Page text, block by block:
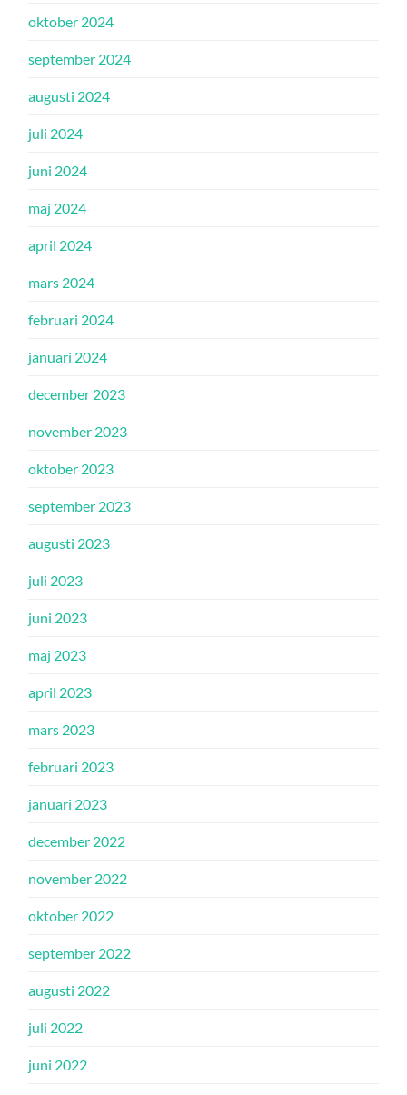
oktober 2024
september 2024
augusti 2024
juli 2024
juni 2024
maj 2024
april 2024
mars 2024
februari 2024
januari 2024
december 2023
november 2023
oktober 2023
september 2023
augusti 2023
juli 2023
juni 2023
maj 2023
april 2023
mars 2023
februari 2023
januari 2023
december 2022
november 2022
oktober 2022
september 2022
augusti 2022
juli 2022
juni 2022